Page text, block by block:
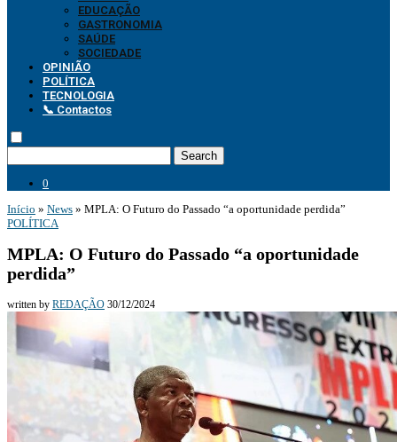
EDUCAÇÃO
GASTRONOMIA
SAÚDE
SOCIEDADE
OPINIÃO
POLÍTICA
TECNOLOGIA
📞 Contactos
Search
0
Início » News » MPLA: O Futuro do Passado “a oportunidade perdida”
POLÍTICA
MPLA: O Futuro do Passado “a oportunidade
perdida”
written by REDAÇÃO 30/12/2024